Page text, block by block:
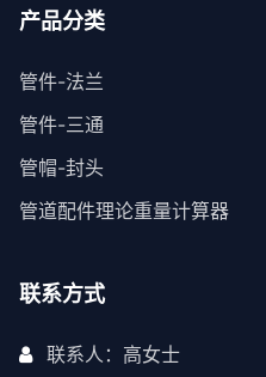
产品分类
管件-法兰
管件-三通
管帽-封头
管道配件理论重量计算器
联系方式
联系人：高女士